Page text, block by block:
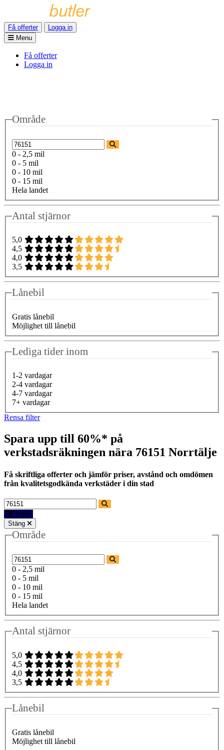
Få offerter
Logga in
Menu
Få offerter
Logga in
Område
0 - 2,5 mil
0 - 5 mil
0 - 10 mil
0 - 15 mil
Hela landet
Antal stjärnor
5,0
4,5
4,0
3,5
Lånebil
Gratis lånebil
Möjlighet till lånebil
Lediga tider inom
1-2 vardagar
2-4 vardagar
4-7 vardagar
7+ vardagar
Rensa filter
Spara upp till 60%* på
verkstadsräkningen nära 76151 Norrtälje
Få skriftliga offerter och jämför priser, avstånd och omdömen
från kvalitetsgodkända verkstäder i din stad
Filter
Stäng
Område
0 - 2,5 mil
0 - 5 mil
0 - 10 mil
0 - 15 mil
Hela landet
Antal stjärnor
5,0
4,5
4,0
3,5
Lånebil
Gratis lånebil
Möjlighet till lånebil